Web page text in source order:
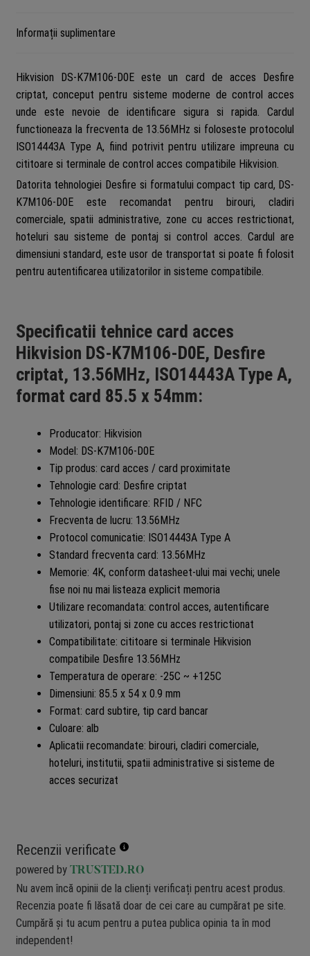
Informații suplimentare
Hikvision DS-K7M106-D0E este un card de acces Desfire
criptat, conceput pentru sisteme moderne de control acces
unde este nevoie de identificare sigura si rapida. Cardul
functioneaza la frecventa de 13.56MHz si foloseste protocolul
ISO14443A Type A, fiind potrivit pentru utilizare impreuna cu
cititoare si terminale de control acces compatibile Hikvision.
Datorita tehnologiei Desfire si formatului compact tip card, DS-
K7M106-D0E este recomandat pentru birouri, cladiri
comerciale, spatii administrative, zone cu acces restrictionat,
hoteluri sau sisteme de pontaj si control acces. Cardul are
dimensiuni standard, este usor de transportat si poate fi folosit
pentru autentificarea utilizatorilor in sisteme compatibile.
Specificatii tehnice card acces
Hikvision DS-K7M106-D0E, Desfire
criptat, 13.56MHz, ISO14443A Type A,
format card 85.5 x 54mm:
Producator: Hikvision
Model: DS-K7M106-D0E
Tip produs: card acces / card proximitate
Tehnologie card: Desfire criptat
Tehnologie identificare: RFID / NFC
Frecventa de lucru: 13.56MHz
Protocol comunicatie: ISO14443A Type A
Standard frecventa card: 13.56MHz
Memorie: 4K, conform datasheet-ului mai vechi; unele
fise noi nu mai listeaza explicit memoria
Utilizare recomandata: control acces, autentificare
utilizatori, pontaj si zone cu acces restrictionat
Compatibilitate: cititoare si terminale Hikvision
compatibile Desfire 13.56MHz
Temperatura de operare: -25C ~ +125C
Dimensiuni: 85.5 x 54 x 0.9 mm
Format: card subtire, tip card bancar
Culoare: alb
Aplicatii recomandate: birouri, cladiri comerciale,
hoteluri, institutii, spatii administrative si sisteme de
acces securizat
Recenzii verificate
powered by TRUSTED.RO
Nu avem încă opinii de la clienți verificați pentru acest produs.
Recenzia poate fi lăsată doar de cei care au cumpărat pe site.
Cumpără și tu acum pentru a putea publica opinia ta în mod
independent!